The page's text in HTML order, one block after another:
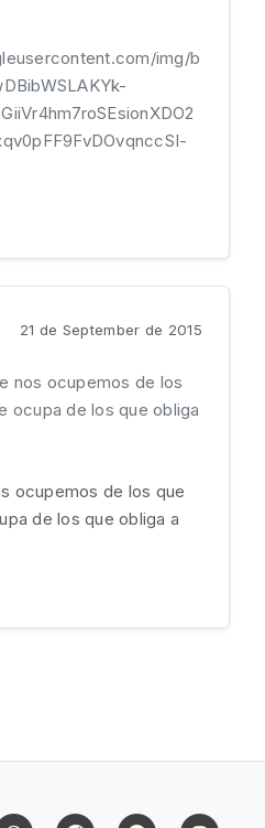
img/b
21 de September de 2015
nos ocupemos de los
ocupa de los que obliga
ocupemos de los que
de los que obliga a